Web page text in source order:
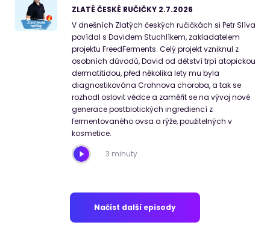
ZLATÉ ČESKÉ RUČIČKY 2.7.2026
V dnešních Zlatých českých ručičkách si Petr Slíva
povídal s Davidem Stuchlíkem, zakladatelem
projektu FreedFerments. Celý projekt vzniknul z
osobních důvodů, David od dětství trpí atopickou
dermatitidou, před několika lety mu byla
diagnostikována Crohnova choroba, a tak se
rozhodl oslovit vědce a zaměřit se na vývoj nové
generace postbiotických ingrediencí z
fermentovaného ovsa a rýže, použitelných v
kosmetice.
3 minuty
Načíst další episody